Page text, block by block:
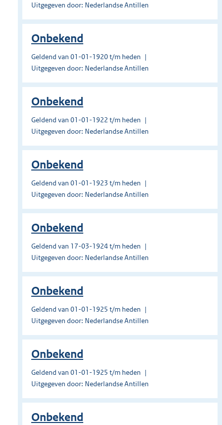
Uitgegeven door: Nederlandse Antillen
Onbekend
Geldend van 01-01-1920 t/m heden
Uitgegeven door: Nederlandse Antillen
Onbekend
Geldend van 01-01-1922 t/m heden
Uitgegeven door: Nederlandse Antillen
Onbekend
Geldend van 01-01-1923 t/m heden
Uitgegeven door: Nederlandse Antillen
Onbekend
Geldend van 17-03-1924 t/m heden
Uitgegeven door: Nederlandse Antillen
Onbekend
Geldend van 01-01-1925 t/m heden
Uitgegeven door: Nederlandse Antillen
Onbekend
Geldend van 01-01-1925 t/m heden
Uitgegeven door: Nederlandse Antillen
Onbekend